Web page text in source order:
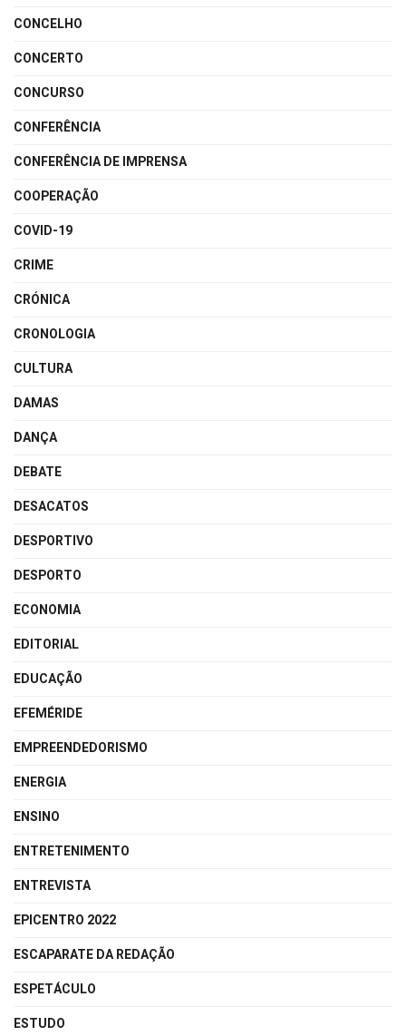
CONCELHO
CONCERTO
CONCURSO
CONFERÊNCIA
CONFERÊNCIA DE IMPRENSA
COOPERAÇÃO
COVID-19
CRIME
CRÓNICA
CRONOLOGIA
CULTURA
DAMAS
DANÇA
DEBATE
DESACATOS
DESPORTIVO
DESPORTO
ECONOMIA
EDITORIAL
EDUCAÇÃO
EFEMÉRIDE
EMPREENDEDORISMO
ENERGIA
ENSINO
ENTRETENIMENTO
ENTREVISTA
EPICENTRO 2022
ESCAPARATE DA REDAÇÃO
ESPETÁCULO
ESTUDO